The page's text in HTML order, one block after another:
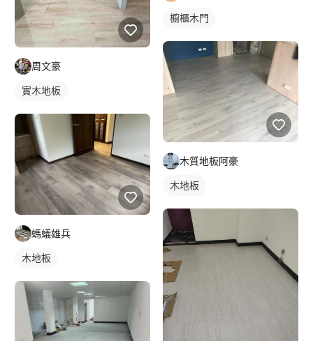
周文豪
實木地板
螞蟻雄兵
木地板
櫥櫃木門
木質地板阿豪
木地板